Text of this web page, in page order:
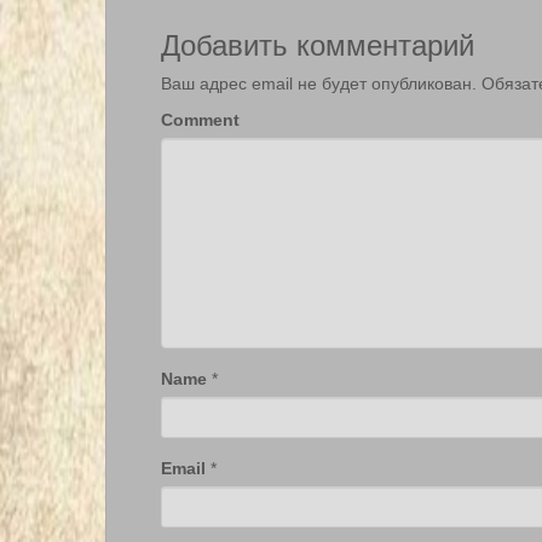
Добавить комментарий
Ваш адрес email не будет опубликован.
Comment
Name *
Email *